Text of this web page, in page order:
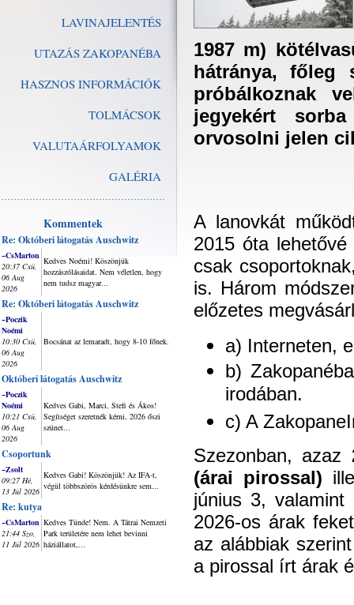
LAVINAJELENTÉS
UTAZÁS ZAKOPANÉBA
HASZNOS INFORMÁCIÓK
TOLMÁCSOK
VALUTAÁRFOLYAMOK
GALÉRIA
Kommentek
Re: Októberi látogatás Auschwitz
~CsMarton
20:37 Csü,
06 Aug
2026
Kedves Noémi! Köszönjük
hozzászólásaidat. Nem véletlen, hogy
nem tudsz magyar...
Re: Októberi látogatás Auschwitz
~Poczik
Noémi
10:30 Csü,
06 Aug
2026
Bocsánat az lemaradt, hogy 8-10 főnek.
Októberi látogatás Auschwitz
~Poczik
Noémi
10:21 Csü,
06 Aug
2026
Kedves Gabi, Marci, Stefi és Ákos!
Segítséget szeretnék kérni, 2026 őszi
szünet...
Csoportunk
~Zsolt
09:27 Hé,
13 Júl 2026
Kedves Gabi! Köszönjük! Az IFA-t,
végül többszörös kérdésünkre sem...
Re: kutya
~CsMarton
21:44 Szo,
11 Júl 2026
Kedves Tünde! Nem. A Tátrai Nemzeti
Park területére nem lehet bevinni
háziállatot,...
1987 m)
hátránya, főleg
próbálkoznak
jegyekért
orvosolni jelen
A lanovkát
2015 óta
csak
is. Három
előzetes
a) Interneten,
b)
irodában.
c) A
Szezonban, azaz
(árai pirossal)
június 3,
2026-os árak
az alábbiak
a pirossal írt árak